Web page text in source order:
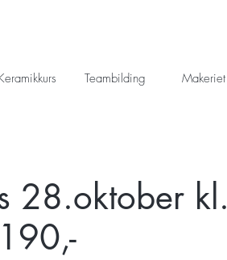
Teambilding Makeriet
28.oktober kl.